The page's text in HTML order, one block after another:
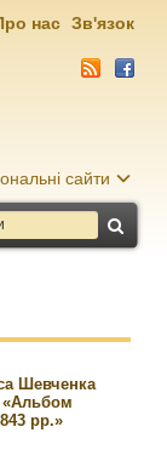
сайти
нас Зв'язок
Шевченка
«Альбом
рр.»